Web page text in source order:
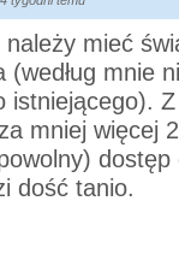
mieć
mnie
istniejącego).
mniej więcej
dość tanio.